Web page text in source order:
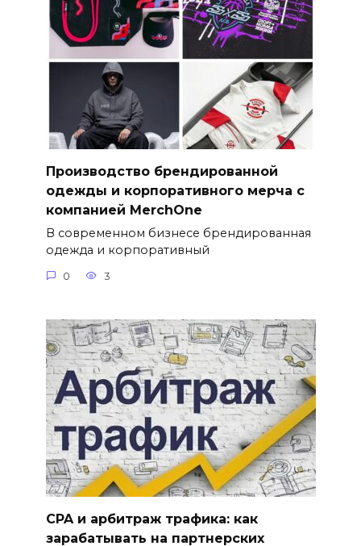
Производство брендированной
одежды и корпоративного мерча с
компанией MerchOne
В современном бизнесе брендированная
одежда и корпоративный
0 3
CPA и арбитраж трафика: как
зарабатывать на партнерских